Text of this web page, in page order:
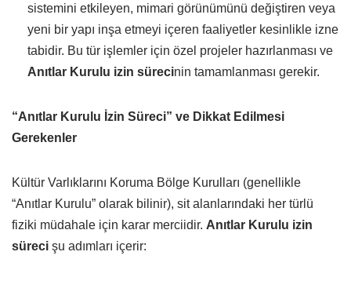
sistemini etkileyen, mimari görünümünü değiştiren veya
yeni bir yapı inşa etmeyi içeren faaliyetler kesinlikle izne
tabidir. Bu tür işlemler için özel projeler hazırlanması ve
Anıtlar Kurulu izin sürecinin tamamlanması gerekir.
“Anıtlar Kurulu İzin Süreci” ve Dikkat Edilmesi
Gerekenler
Kültür Varlıklarını Koruma Bölge Kurulları (genellikle
“Anıtlar Kurulu” olarak bilinir), sit alanlarındaki her türlü
fiziki müdahale için karar merciidir. Anıtlar Kurulu izin
süreci şu adımları içerir: